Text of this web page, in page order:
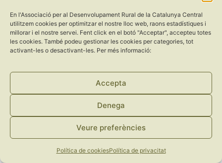
En l'Associació per al Desenvolupament Rural de la Catalunya Central
utilitzem cookies per optimitzar el nostre lloc web, raons estadístiques i
millorar i el nostre servei. Fent click en el botó "Acceptar", accepteu totes
les cookies. També podeu gestionar les cookies per categories, tot
activant-les o desactivant-les. Per més informació:
Accepta
Denega
Veure preferències
Política de cookiesPolítica de privacitat